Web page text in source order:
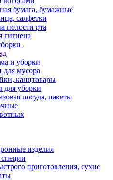
бумага, бумажные
салфетки
полости рта
гигиена
и уборки
мусора
канцтовары
для уборки
посуда, пакеты
изделия
приготовления, сухие